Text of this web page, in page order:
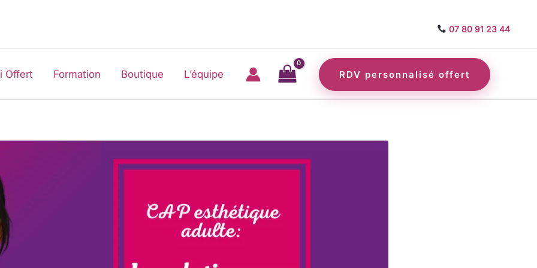
07 80 91 23 44
Offert Formation Boutique L’équipe RDV personnalisé offert